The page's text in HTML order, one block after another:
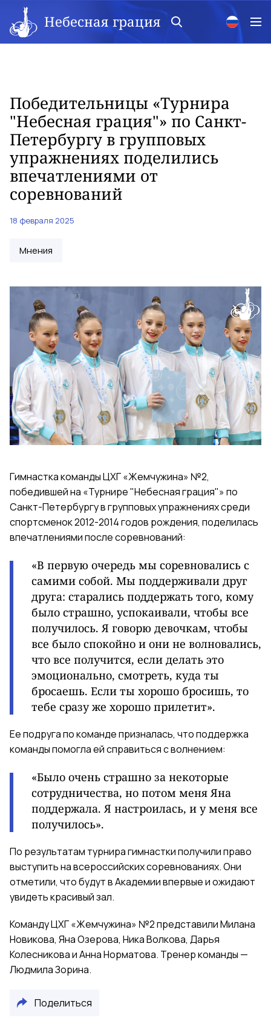
Небесная грация
Победительницы «Турнира
"Небесная грация"» по Санкт-
Петербургу в групповых
упражнениях поделились
впечатлениями от
соревнований
18 февраля 2025
Мнения
Гимнастка команды ЦХГ «Жемчужина» №2,
победившей на «Турнире "Небесная грация"» по
Санкт-Петербургу в групповых упражнениях среди
спортсменок 2012-2014 годов рождения, поделилась
впечатлениями после соревнований:
«В первую очередь мы соревновались с
самими собой. Мы поддерживали друг
друга: старались поддержать того, кому
было страшно, успокаивали, чтобы все
получилось. Я говорю девочкам, чтобы
все было спокойно и они не волновались,
что все получится, если делать это
эмоционально, смотреть, куда ты
бросаешь. Если ты хорошо бросишь, то
тебе сразу же хорошо прилетит».
Ее подруга по команде призналась, что поддержка
команды помогла ей справиться с волнением:
«Было очень страшно за некоторые
сотрудничества, но потом меня Яна
поддержала. Я настроилась, и у меня все
получилось».
По результатам турнира гимнастки получили право
выступить на всероссийских соревнованиях. Они
отметили, что будут в Академии впервые и ожидают
увидеть красивый зал.
Команду ЦХГ «Жемчужина» №2 представили Милана
Новикова, Яна Озерова, Ника Волкова, Дарья
Колесникова и Анна Норматова. Тренер команды —
Людмила Зорина.
Поделиться